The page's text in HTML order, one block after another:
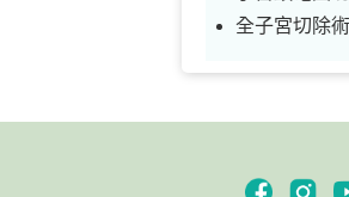
全子宮切除